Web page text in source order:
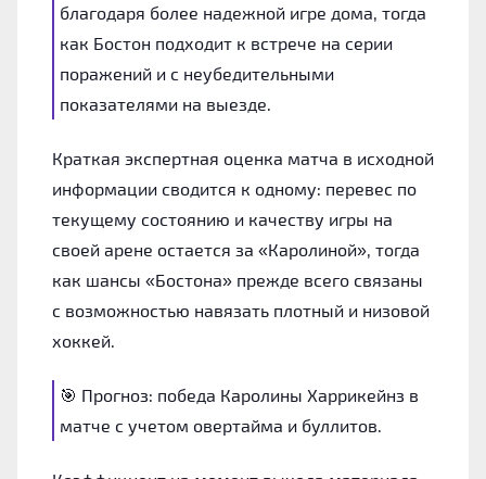
благодаря более надежной игре дома, тогда
как Бостон подходит к встрече на серии
поражений и с неубедительными
показателями на выезде.
Краткая экспертная оценка матча в исходной
информации сводится к одному: перевес по
текущему состоянию и качеству игры на
своей арене остается за «Каролиной», тогда
как шансы «Бостона» прежде всего связаны
с возможностью навязать плотный и низовой
хоккей.
🎯 Прогноз: победа Каролины Харрикейнз в
матче с учетом овертайма и буллитов.